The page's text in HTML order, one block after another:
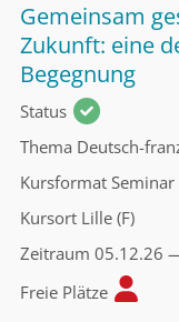
Gemeinsam
Zukunft: eine
Begegnung
Status
Thema Deutsch-
Kursformat
Kursort Lille (F)
Zeitraum 05.12.26
Freie Plätze